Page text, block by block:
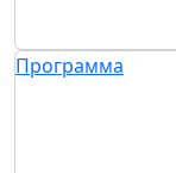
Программа